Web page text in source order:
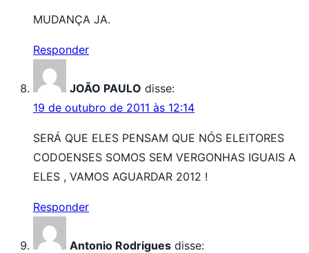
MUDANÇA JA.
Responder
JOÃO PAULO disse:
19 de outubro de 2011 às 12:14
SERÁ QUE ELES PENSAM QUE NÓS ELEITORES
CODOENSES SOMOS SEM VERGONHAS IGUAIS A
ELES , VAMOS AGUARDAR 2012 !
Responder
Antonio Rodrigues disse: